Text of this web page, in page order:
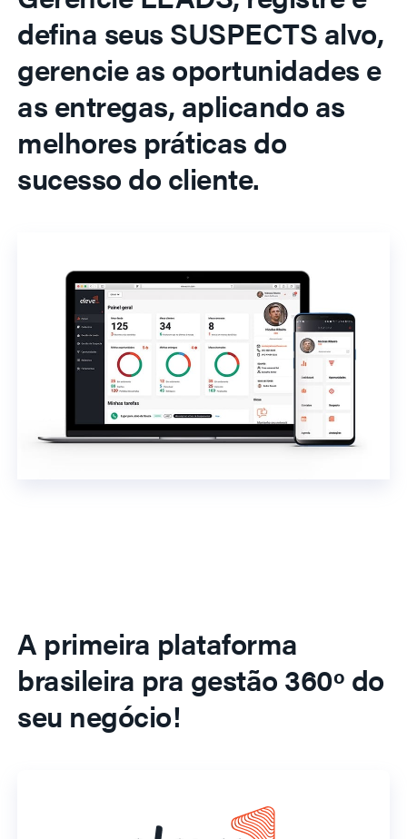
defina seus SUSPECTS alvo,
gerencie as oportunidades e
as entregas, aplicando as
melhores práticas do
sucesso do cliente.
A primeira plataforma
brasileira pra gestão 360º do
seu negócio!